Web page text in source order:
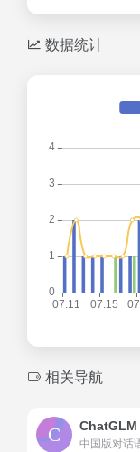
数据统计
相关导航
ChatGLM